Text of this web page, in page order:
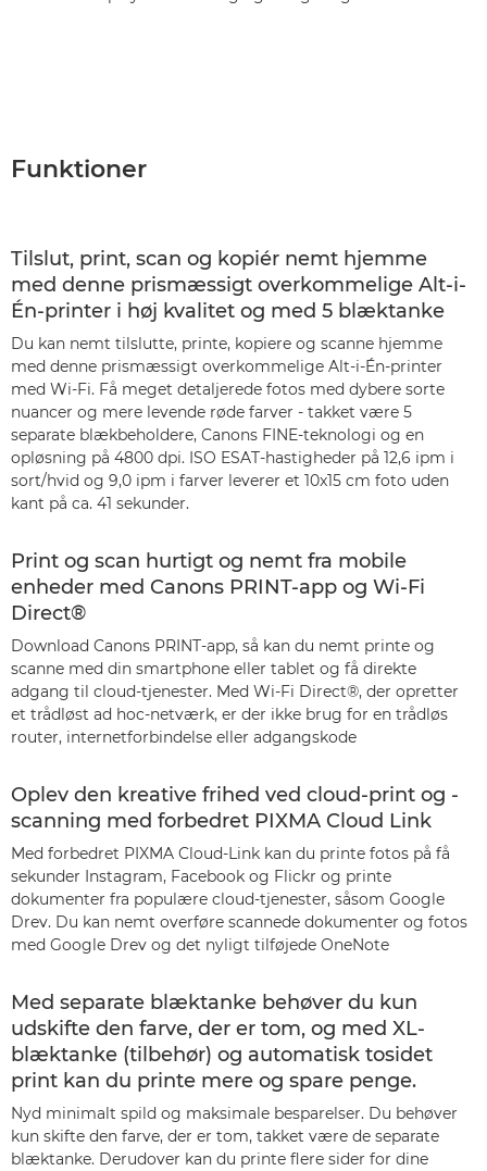
Funktioner
Tilslut, print, scan og kopiér nemt hjemme
med denne prismæssigt overkommelige Alt-i-
Én-printer i høj kvalitet og med 5 blæktanke
Du kan nemt tilslutte, printe, kopiere og scanne hjemme
med denne prismæssigt overkommelige Alt-i-Én-printer
med Wi-Fi. Få meget detaljerede fotos med dybere sorte
nuancer og mere levende røde farver - takket være 5
separate blækbeholdere, Canons FINE-teknologi og en
opløsning på 4800 dpi. ISO ESAT-hastigheder på 12,6 ipm i
sort/hvid og 9,0 ipm i farver leverer et 10x15 cm foto uden
kant på ca. 41 sekunder.
Print og scan hurtigt og nemt fra mobile
enheder med Canons PRINT-app og Wi-Fi
Direct®
Download Canons PRINT-app, så kan du nemt printe og
scanne med din smartphone eller tablet og få direkte
adgang til cloud-tjenester. Med Wi-Fi Direct®, der opretter
et trådløst ad hoc-netværk, er der ikke brug for en trådløs
router, internetforbindelse eller adgangskode
Oplev den kreative frihed ved cloud-print og -
scanning med forbedret PIXMA Cloud Link
Med forbedret PIXMA Cloud-Link kan du printe fotos på få
sekunder Instagram, Facebook og Flickr og printe
dokumenter fra populære cloud-tjenester, såsom Google
Drev. Du kan nemt overføre scannede dokumenter og fotos
med Google Drev og det nyligt tilføjede OneNote
Med separate blæktanke behøver du kun
udskifte den farve, der er tom, og med XL-
blæktanke (tilbehør) og automatisk tosidet
print kan du printe mere og spare penge.
Nyd minimalt spild og maksimale besparelser. Du behøver
kun skifte den farve, der er tom, takket være de separate
blæktanke. Derudover kan du printe flere sider for dine